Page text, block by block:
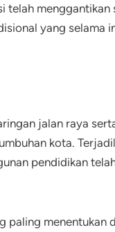
telah
yang selama
jalan raya
kota.
pendidikan
paling menentukan